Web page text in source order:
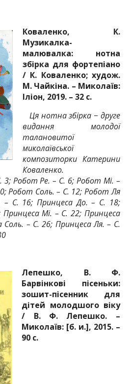
Коваленко, К.
Музикалка-
малювалка: нотна
збірка для фортепіано
/ К. Коваленко; худож.
М. Чайкіна. – Миколаїв:
Іліон, 2019. – 32 с.
Ця нотна збірка − друге
видання молодої
талановитої
миколаївської
композиторки Катерини
Коваленко.
3; Робот Ре. – С. 6; Робот Мі. –
Робот Соль. – С. 12; Робот Ля
С. 16; Принцеса До. – С. 18;
Мі. – С. 22; Принцеса
– С. 26; Принцеса Ля. – С.
Лепешко, В. Ф.
Барвінкові пісеньки:
зошит-пісенник для
дітей молодшого віку
/ В. Ф. Лепешко. –
Миколаїв: [б. и.], 2015. –
90 с.